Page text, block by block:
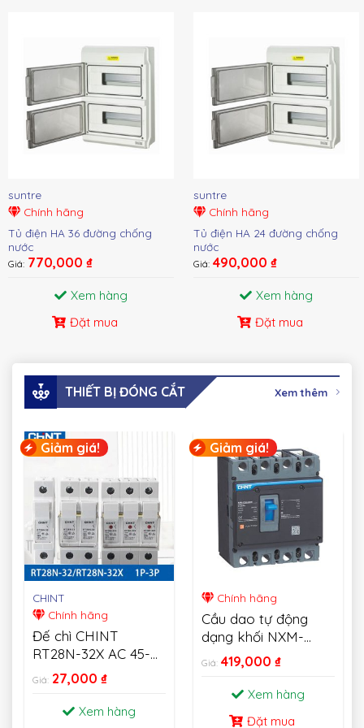
suntre
Chính hãng
Tủ điện HA 36 đường chống
nước
Giá: 770,000 ₫
Xem hàng
Đặt mua
suntre
Chính hãng
Tủ điện HA 24 đường chống
nước
Giá: 490,000 ₫
Xem hàng
Đặt mua
THIẾT BỊ ĐÓNG CẮT Xem thêm
Giảm giá!
CHINT
Chính hãng
Đế chì CHINT
RT28N-32X AC 45-
62HZ 500V Fusible
Cutout 1P 2P 3P
Giá: 27,000 ₫
Xem hàng
Giảm giá!
Chính hãng
Cầu dao tự động
dạng khối NXM-
MCCB CHINT
Giá: 419,000 ₫
Xem hàng
Đặt mua